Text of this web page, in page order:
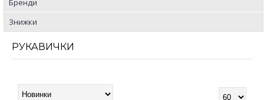
Бренди
Знижки
РУКАВИЧКИ